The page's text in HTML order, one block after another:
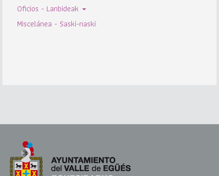
Oficios - Lanbideak
Miscelánea - Saski-naski